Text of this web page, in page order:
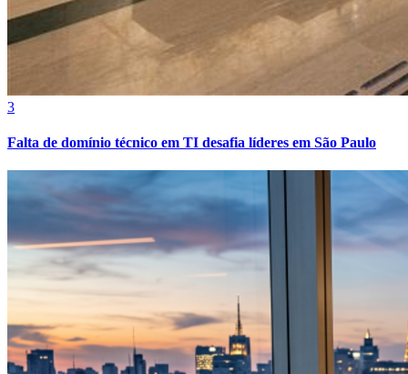
3
Falta de domínio técnico em TI desafia líderes em São Paulo